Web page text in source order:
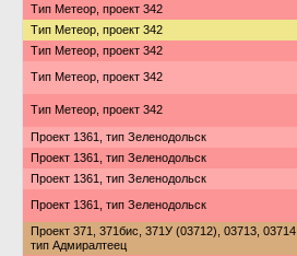
Тип Метеор, проект 342
Тип Метеор, проект 342
Тип Метеор, проект 342
Тип Метеор, проект 342
Тип Метеор, проект 342
Проект 1361, тип Зеленодольск
Проект 1361, тип Зеленодольск
Проект 1361, тип Зеленодольск
Проект 1361, тип Зеленодольск
Проект 371, 371бис, 371У (03712), 03713, 03714,
тип Адмиралтеец